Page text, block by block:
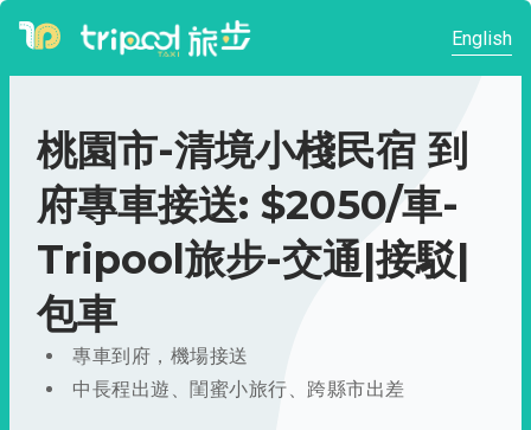
English
桃園市-清境小棧民宿 到
府專車接送: $2050/車-
Tripool旅步-交通|接駁|
包車
專車到府，機場接送
中長程出遊、閨蜜小旅行、跨縣市出差